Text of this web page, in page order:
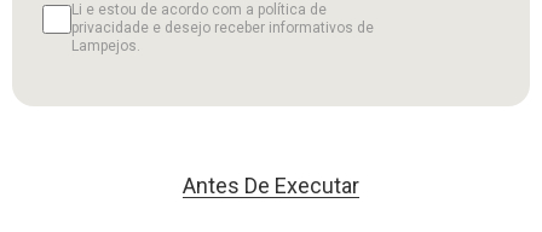
Li e estou de acordo com a política de
privacidade e desejo receber informativos de
Lampejos.
Antes De Executar